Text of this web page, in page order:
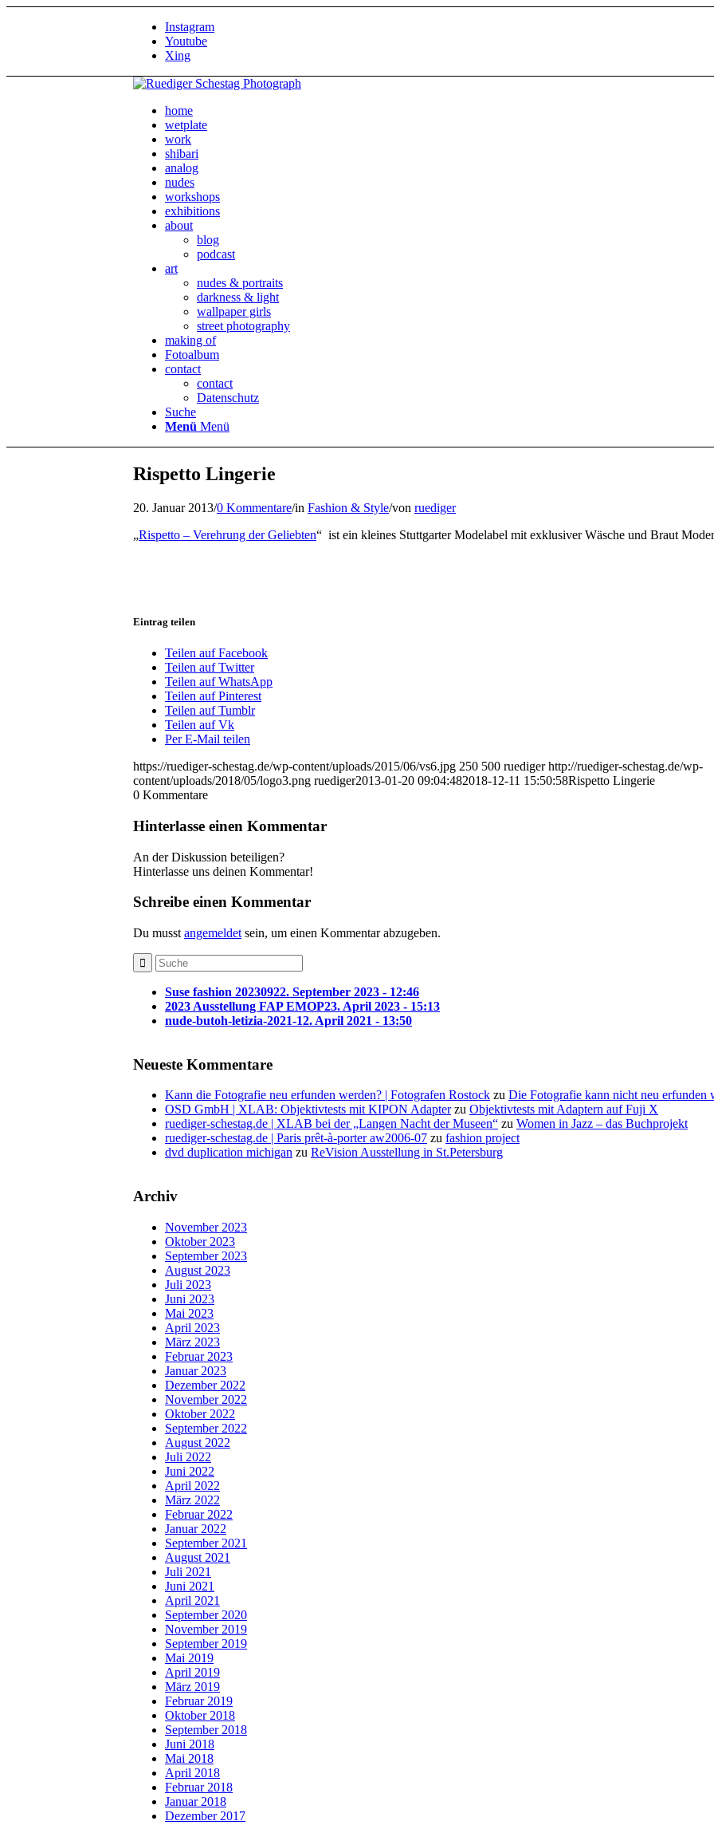
Instagram
Youtube
Xing
home
wetplate
work
shibari
analog
nudes
workshops
exhibitions
about
blog
podcast
art
nudes & portraits
darkness & light
wallpaper girls
street photography
making of
Fotoalbum
contact
contact
Datenschutz
Suche
Menü Menü
Rispetto Lingerie
20. Januar 2013/0 Kommentare/in Fashion & Style/von ruediger
„Rispetto – Verehrung der Geliebten“ ist ein kleines Stuttgarter Modelabel mit exklusiver Wäsche und Braut
Eintrag teilen
Teilen auf Facebook
Teilen auf Twitter
Teilen auf WhatsApp
Teilen auf Pinterest
Teilen auf Tumblr
Teilen auf Vk
Per E-Mail teilen
https://ruediger-schestag.de/wp-content/uploads/2015/06/vs6.jpg 250 500 ruediger http://ruediger-schestag.de/wp-
content/uploads/2018/05/logo3.png ruediger2013-01-20 09:04:482018-12-11 15:50:58Rispetto Lingerie
0 Kommentare
Hinterlasse einen Kommentar
An der Diskussion beteiligen?
Hinterlasse uns deinen Kommentar!
Schreibe einen Kommentar
Du musst angemeldet sein, um einen Kommentar abzugeben.
Suse fashion 20230922. September 2023 - 12:46
2023 Ausstellung FAP EMOP23. April 2023 - 15:13
nude-butoh-letizia-2021-12. April 2021 - 13:50
Neueste Kommentare
Kann die Fotografie neu erfunden werden? | Fotografen Rostock zu Die Fotografie kann nicht neu erfunden
OSD GmbH | XLAB: Objektivtests mit KIPON Adapterzu Objektivtests mit Adaptern auf Fuji X
ruediger-schestag.de | XLAB bei der „Langen Nacht der Museen“ zu Women in Jazz – das Buchprojekt
ruediger-schestag.de | Paris prêt-à-porter aw2006-07 zu fashion project
dvd duplication michigan zu ReVision Ausstellung in St.Petersburg
Archiv
November 2023
Oktober 2023
September 2023
August 2023
Juli 2023
Juni 2023
Mai 2023
April 2023
März 2023
Februar 2023
Januar 2023
Dezember 2022
November 2022
Oktober 2022
September 2022
August 2022
Juli 2022
Juni 2022
April 2022
März 2022
Februar 2022
Januar 2022
September 2021
August 2021
Juli 2021
Juni 2021
April 2021
September 2020
November 2019
September 2019
Mai 2019
April 2019
März 2019
Februar 2019
Oktober 2018
September 2018
Juni 2018
Mai 2018
April 2018
Februar 2018
Januar 2018
Dezember 2017